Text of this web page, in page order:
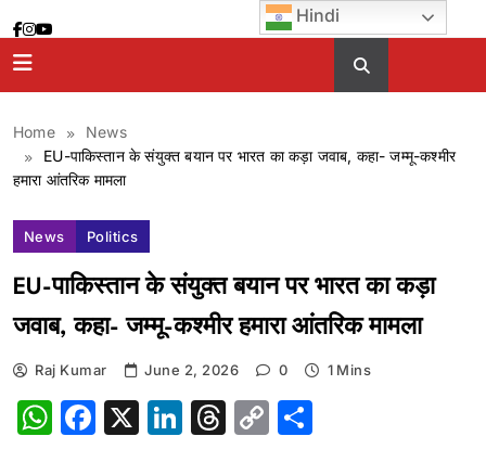
to
content
Home
News
EU-पाकिस्तान के संयुक्त बयान पर भारत का कड़ा जवाब, कहा- जम्मू-कश्मीर
हमारा आंतरिक मामला
News Politics
EU-पाकिस्तान के संयुक्त बयान पर भारत का कड़ा
जवाब, कहा- जम्मू-कश्मीर हमारा आंतरिक मामला
Raj Kumar June 2, 2026 0 1 Mins
WhatsApp
Facebook
X LinkedIn
Threads
Copy
Hindi